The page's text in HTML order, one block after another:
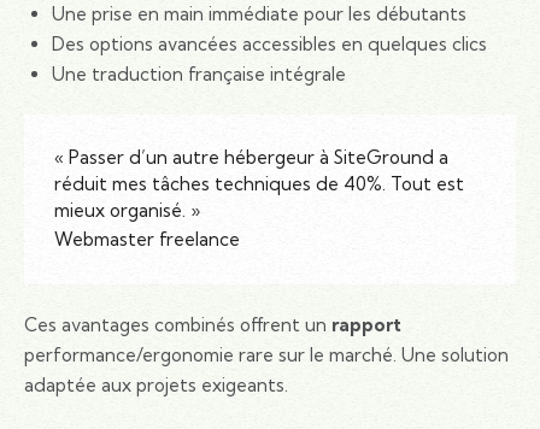
Une prise en main immédiate pour les débutants
Des options avancées accessibles en quelques clics
Une traduction française intégrale
« Passer d’un autre hébergeur à SiteGround a
réduit mes tâches techniques de 40%. Tout est
mieux organisé. »
Webmaster freelance
Ces avantages combinés offrent un rapport
performance/ergonomie rare sur le marché. Une solution
adaptée aux projets exigeants.